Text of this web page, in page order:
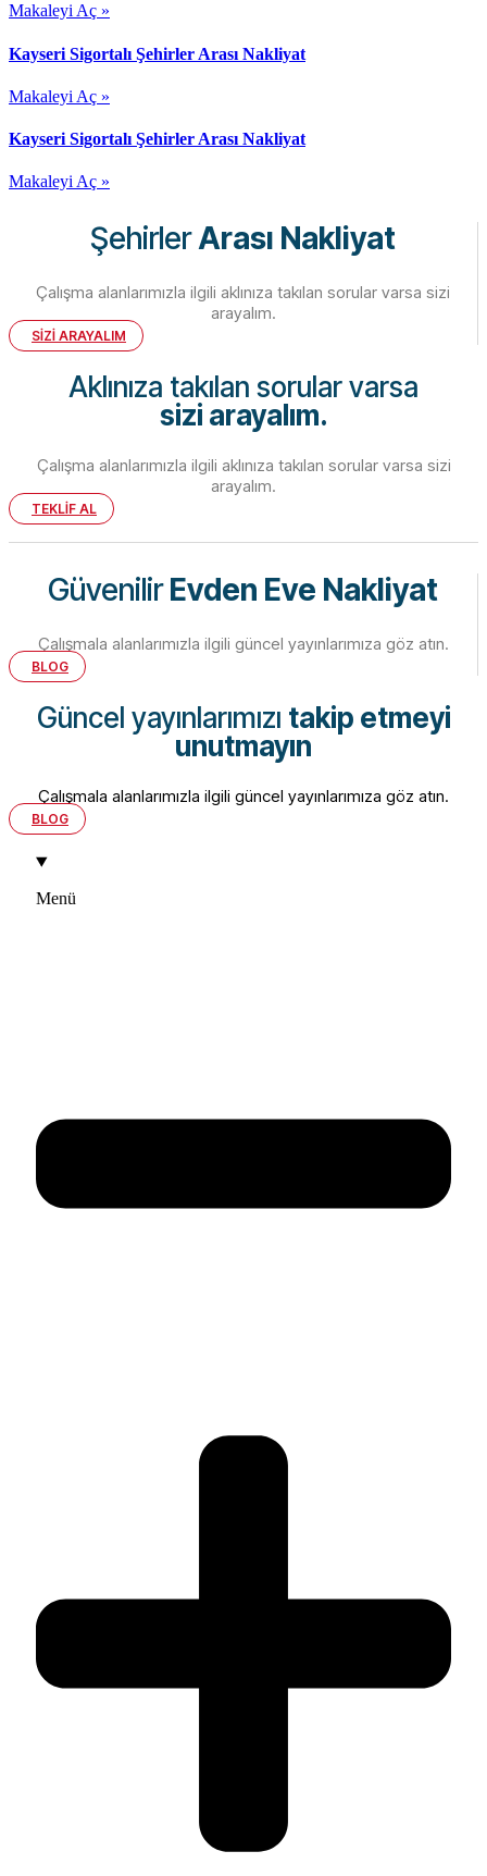
Makaleyi Aç »
Kayseri Sigortalı Şehirler Arası Nakliyat
Makaleyi Aç »
Kayseri Sigortalı Şehirler Arası Nakliyat
Makaleyi Aç »
ŞehirlerArası Nakliyat
Çalışma alanlarımızla ilgili aklınıza takılan sorular varsa sizi
arayalım.
SİZİ ARAYALIM
Aklınıza takılan sorular varsa
sizi arayalım.
Çalışma alanlarımızla ilgili aklınıza takılan sorular varsa sizi
arayalım.
TEKLİF AL
GüvenilirEvden Eve Nakliyat
Çalışmala alanlarımızla ilgili güncel yayınlarımıza göz atın.
BLOG
Güncel yayınlarımızı takip etmeyi
unutmayın
Çalışmala alanlarımızla ilgili güncel yayınlarımıza göz atın.
BLOG
Menü